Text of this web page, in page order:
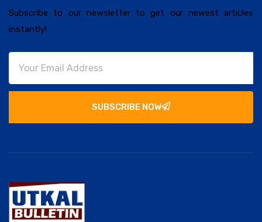
Subscribe to our newsletter to get our newest articles
instantly!
SUBSCRIBE NOW